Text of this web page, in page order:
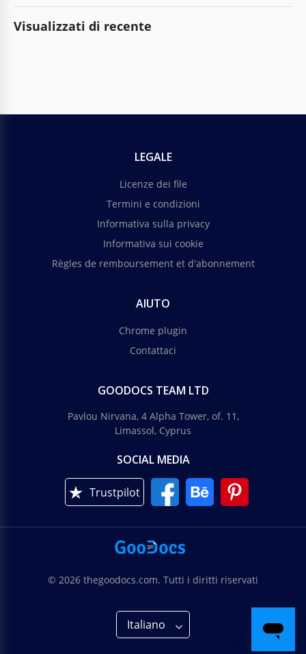
Visualizzati di recente
LEGALE
Licenze dei file
Termini e condizioni
Informativa sulla privacy
Informativa sui cookie
Règles de remboursement et d'abonnement
AIUTO
Chrome plugin
Contattaci
GOODOCS TEAM LTD
Pavlou Nirvana, 4 Alpha Tower, of. 11,
Limassol, Cyprus
SOCIAL MEDIA
Trustpilot
© 2026 thegoodocs.com. Tutti i diritti riservati
Italiano